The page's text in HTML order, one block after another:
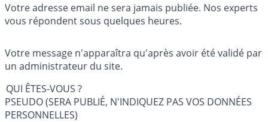
Votre adresse email ne sera jamais publiée. Nos experts
vous répondent sous quelques heures.
Votre message n'apparaîtra qu'après avoir été validé par
un administrateur du site.
QUI ÊTES-VOUS ?
PSEUDO (SERA PUBLIÉ, N'INDIQUEZ PAS VOS DONNÉES
PERSONNELLES)